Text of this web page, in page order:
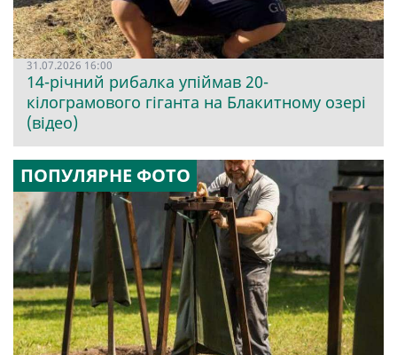
31.07.2026 16:00
14-річний рибалка упіймав 20-
кілограмового гіганта на Блакитному озері
(відео)
ПОПУЛЯРНЕ ФОТО